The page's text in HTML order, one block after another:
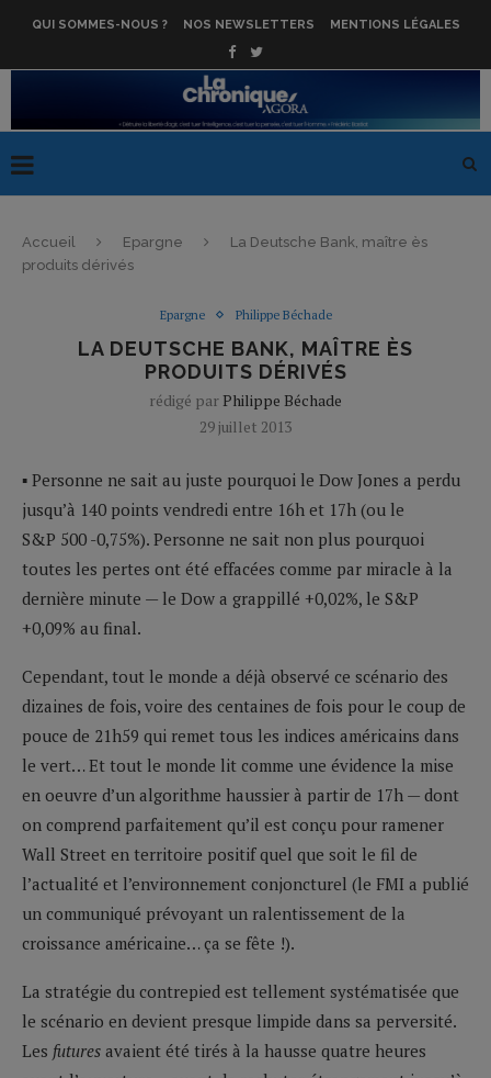
QUI SOMMES-NOUS ? NOS NEWSLETTERS MENTIONS LÉGALES
Accueil Epargne
La Deutsche Bank, maître ès
produits dérivés
Epargne Philippe Béchade
LA DEUTSCHE BANK, MAÎTRE ÈS
PRODUITS DÉRIVÉS
rédigé par Philippe Béchade
29 juillet 2013
▪ Personne ne sait au juste pourquoi le Dow Jones a perdu
jusqu’à 140 points vendredi entre 16h et 17h (ou le
S&P 500 -0,75%). Personne ne sait non plus pourquoi
toutes les pertes ont été effacées comme par miracle à la
dernière minute — le Dow a grappillé +0,02%, le S&P
+0,09% au final.
Cependant, tout le monde a déjà observé ce scénario des
dizaines de fois, voire des centaines de fois pour le coup de
pouce de 21h59 qui remet tous les indices américains dans
le vert… Et tout le monde lit comme une évidence la mise
en oeuvre d’un algorithme haussier à partir de 17h — dont
on comprend parfaitement qu’il est conçu pour ramener
Wall Street en territoire positif quel que soit le fil de
l’actualité et l’environnement conjoncturel (le FMI a publié
un communiqué prévoyant un ralentissement de la
croissance américaine… ça se fête !).
La stratégie du contrepied est tellement systématisée que
le scénario en devient presque limpide dans sa perversité.
Les futures avaient été tirés à la hausse quatre heures